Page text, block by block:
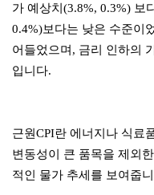
가 예상치(3.8%, 0.3%) 보
0.4%)보다는 낮은 수준이
어들었으며, 금리 인하의
입니다.
근원CPI란 에너지나 식료
변동성이 큰 품목을 제외
적인 물가 추세를 보여줍